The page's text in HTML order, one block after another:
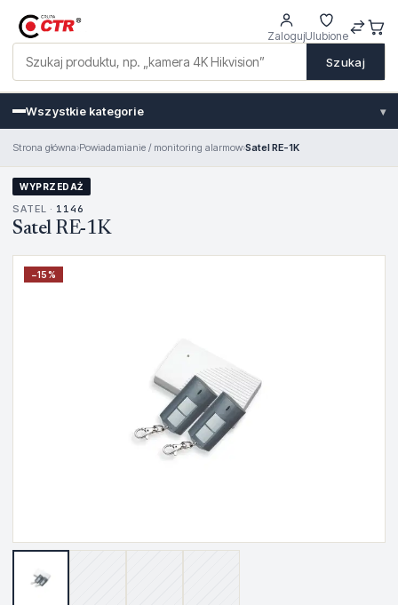
Szukaj
ZalogujUlubione
Wszystkie kategorie ▾
Strona główna›Powiadamianie / monitoring alarmow›Satel RE-1K
WYPRZEDAŻ
SATEL · 1146
Satel RE-1K
−15%